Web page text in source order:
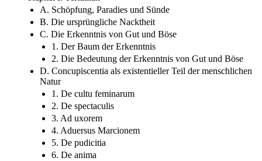
A. Schöpfung, Paradies und Sünde
B. Die ursprüngliche Nacktheit
C. Die Erkenntnis von Gut und Böse
1. Der Baum der Erkenntnis
2. Die Bedeutung der Erkenntnis von Gut und Böse
D. Concupiscentia als existentieller Teil der menschlichen
Natur
1. De cultu feminarum
2. De spectaculis
3. Ad uxorem
4. Aduersus Marcionem
5. De pudicitia
6. De anima